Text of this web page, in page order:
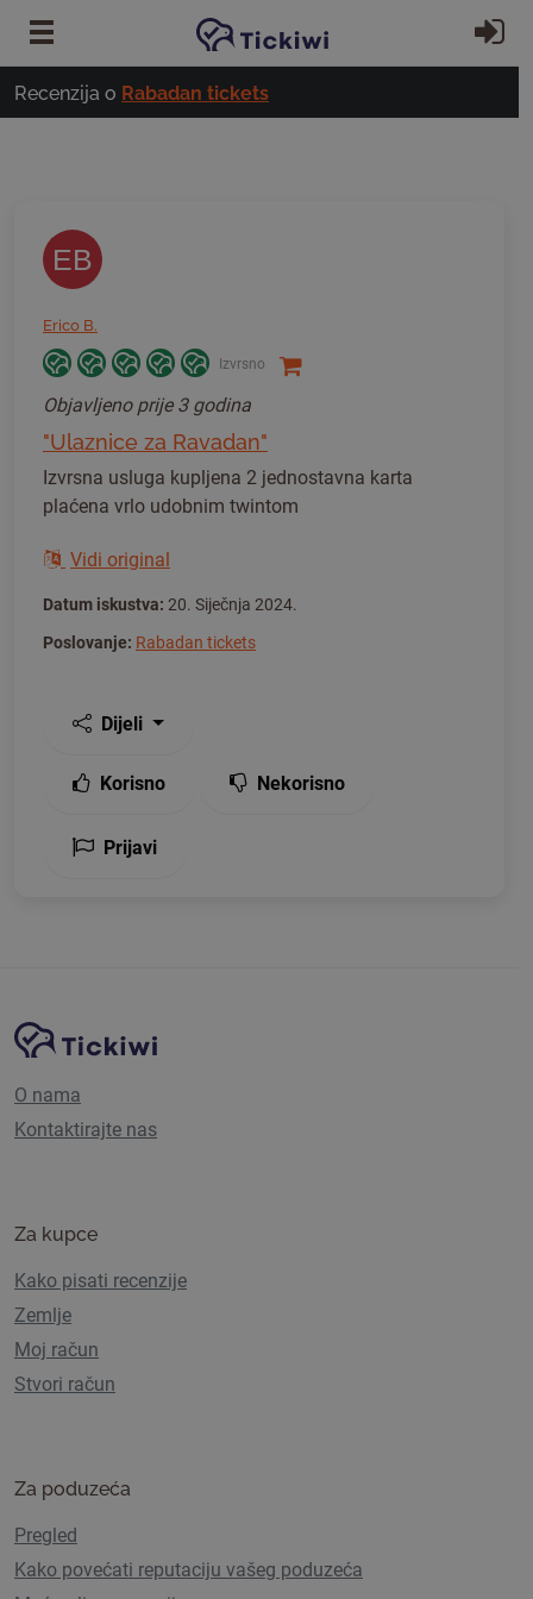
Preskoči na glavni sadržaj
Recenzija o Rabadan tickets
EB
Erico B.
Izvrsno
Objavljeno prije 3 godina
"Ulaznice za Ravadan"
Izvrsna usluga kupljena 2 jednostavna karta
plaćena vrlo udobnim twintom
Vidi original
Datum iskustva: 20. Siječnja 2024.
Poslovanje: Rabadan tickets
Dijeli
Korisno Nekorisno
Prijavi
Navigacija stranice
Tickiwi platforma
O nama
Kontaktirajte nas
Za kupce
Kako pisati recenzije
Zemlje
Moj račun
Stvori račun
Za poduzeća
Pregled
Kako povećati reputaciju vašeg poduzeća